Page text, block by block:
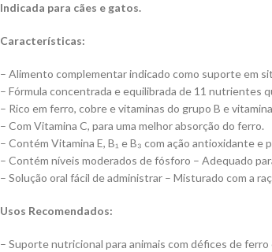
Indicada para cães e gatos.
Características:
– Alimento complementar indicado como suporte em
– Fórmula concentrada e equilibrada de 11 nutrientes
– Rico em ferro, cobre e vitaminas do grupo B e
– Com Vitamina C, para uma melhor absorção do ferro.
– Contém Vitamina E, B₁ e B₃ com ação antioxidante e
– Contém níveis moderados de fósforo – Adequado
– Solução oral fácil de administrar – Misturado com a
Usos Recomendados:
– Suporte nutricional para animais com défices de